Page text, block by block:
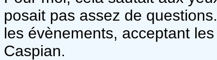
posait pas assez de
les évènements, acceptant
Caspian.